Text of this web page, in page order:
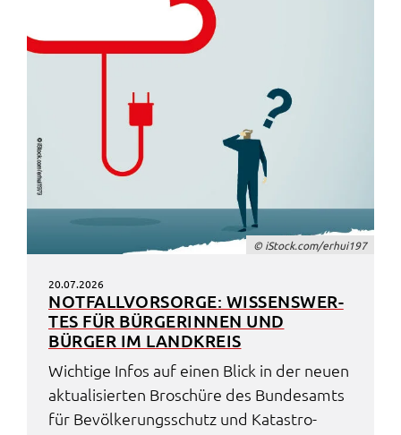
© iStock.com/erhui197
20.07.2026
NOTFALL­VOR­SOR­GE: WISSENS­WER­
TES FÜR BÜRGE­RIN­NEN UND
BÜRGER IM LAND­KREIS
Wich­ti­ge Infos auf einen Blick in der neuen
aktua­li­sier­ten Broschü­re des Bundes­amts
für Bevöl­ke­rungs­schutz und Kata­stro­